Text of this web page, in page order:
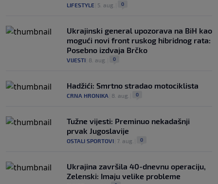
LIFESTYLE 5. aug. 0
Ukrajinski general upozorava na BiH kao
mogući novi front ruskog hibridnog rata:
Posebno izdvaja Brčko
VIJESTI 8. aug. 0
Hadžići: Smrtno stradao motociklista
CRNA HRONIKA 8. aug. 0
Tužne vijesti: Preminuo nekadašnji
prvak Jugoslavije
OSTALI SPORTOVI 7. aug. 0
Ukrajina završila 40-dnevnu operaciju,
Zelenski: Imaju velike probleme